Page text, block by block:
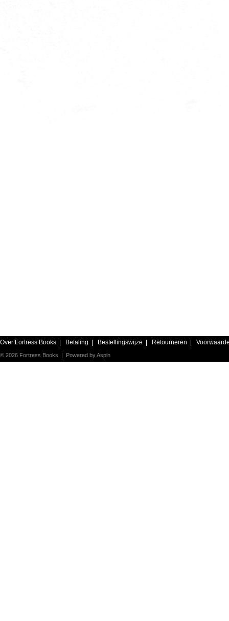
Over Fortress Books Betaling Bestellingswijze Retourneren
© 2026 Fortress Books | Powered byAspin